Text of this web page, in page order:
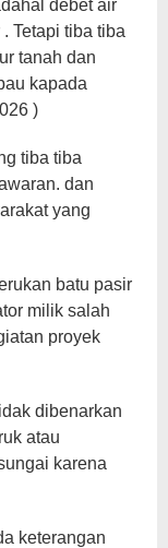
debet air
Tetapi tiba tiba
tanah dan
kapada
)
tiba tiba
dan
yang
batu pasir
milik salah
proyek
dibenarkan
atau
karena
keterangan